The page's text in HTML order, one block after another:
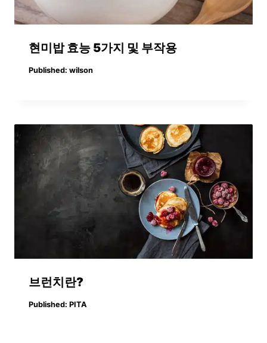
현미밥 효능 5가지 및 부작용
Published: wilson
브런치란?
Published: PITA